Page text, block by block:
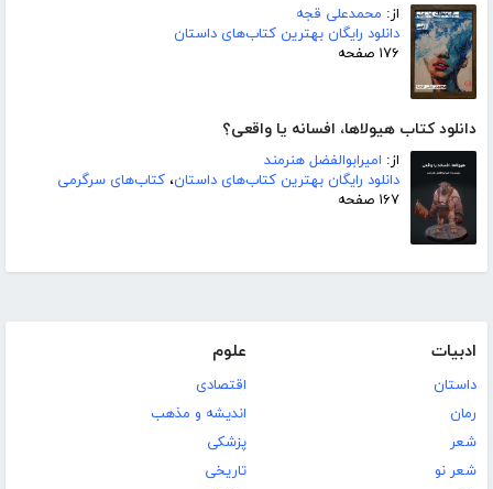
از: محمدعلی قجه
دانلود رایگان بهترین کتاب‌های داستان
۱۷۶ صفحه
دانلود کتاب هیولاها، افسانه یا واقعی؟
از: امیرابوالفضل هنرمند
دانلود رایگان بهترین کتاب‌های داستان، کتاب‌های سرگرمی
۱۶۷ صفحه
ادبیات
داستان
رمان
شعر
شعر نو
علوم
اقتصادی
اندیشه و مذهب
پزشکی
تاریخی